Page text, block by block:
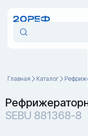
Главная Каталог
SEBU 881368-8